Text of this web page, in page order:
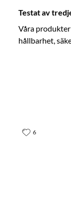
Testat av
Våra
hållbarhet,
6